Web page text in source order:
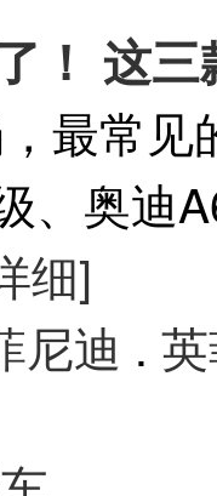
！ 这
最常
、奥迪
细]
尼迪 .